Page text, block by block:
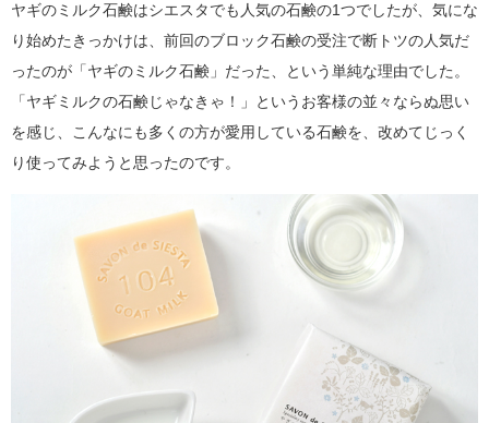
ヤギのミルク石鹸はシエスタでも人気の石鹸の1つでしたが、気にな
り始めたきっかけは、前回のブロック石鹸の受注で断トツの人気だ
ったのが「ヤギのミルク石鹸」だった、という単純な理由でした。
「ヤギミルクの石鹸じゃなきゃ！」というお客様の並々ならぬ思い
を感じ、こんなにも多くの方が愛用している石鹸を、改めてじっく
り使ってみようと思ったのです。